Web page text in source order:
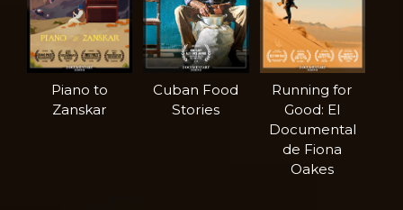
Piano to
Zanskar
Cuban Food
Stories
Running for
Good: El
Documental
de Fiona
Oakes